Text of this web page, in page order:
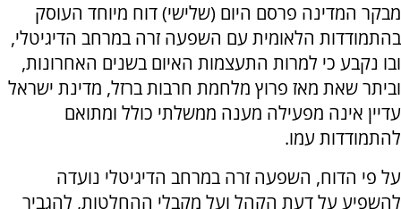
מבקר המדינה פרסם היום (שלישי) דוח מיוחד העוסק
בהתמודדות הלאומית עם השפעה זרה במרחב הדיגיטלי,
ובו נקבע כי למרות התעצמות האיום בשנים האחרונות,
וביתר שאת מאז פרוץ מלחמת חרבות ברזל, מדינת ישראל
עדיין אינה מפעילה מענה ממשלתי כולל ומתואם
להתמודדות עמו.
על פי הדוח, השפעה זרה במרחב הדיגיטלי נועדה
להשפיע על דעת הקהל ועל מקבלי ההחלטות, להגביר